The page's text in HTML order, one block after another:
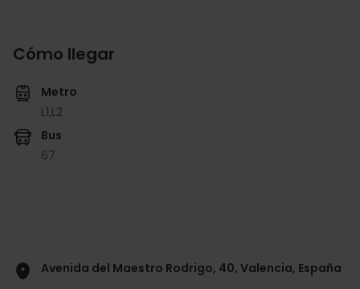
Cómo llegar
Metro
L1,L2
Bus
67
Avenida del Maestro Rodrigo, 40, Valencia, España